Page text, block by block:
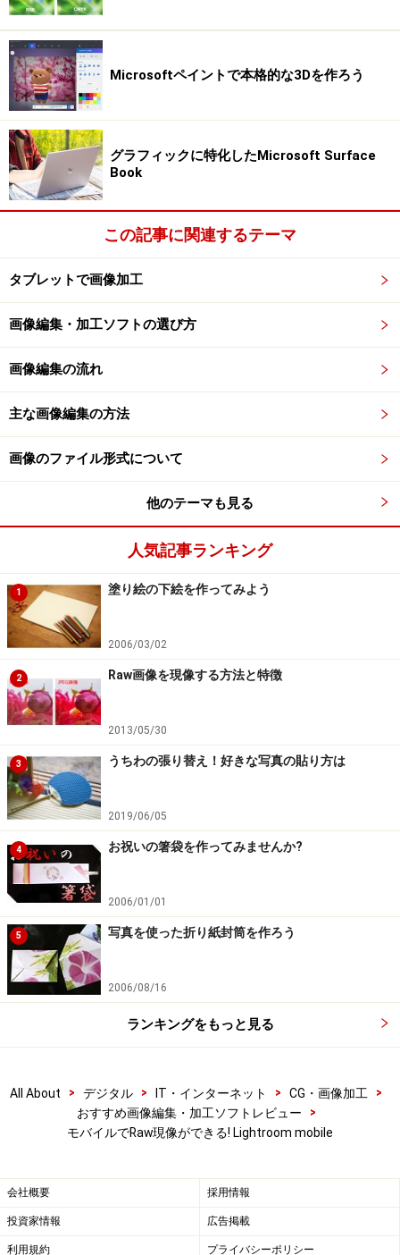
PCとiPadのLightroomを連携させるには?
では早速パソコンのLightroomと、iPadのLightroom
mobileを連携してみましょう。
なお、あらかじめAdobe IDを取得し、パソコンに
Lightroom5.4を、iPadにはLightroom mobileをインストー
ルておく必要があります。そのうえで、パソコンの
Lightroomを起動して、IDプレートの部分をクリックしま
す。
を入力してサインインをすると、同期が開始します。
パソコンのLightroomのインターフェイス左上にあるIDプレ
ート(「Lightroom mobileを始める前に」と表示されている部
分)をクリックします。
同期が終了するとIDプレートに名前が表示されます。
次に、パソコンのLightroomのライブラリモジュール(写
真の整理・閲覧画面)で、あらかじめiPadと同期させたい
写真をまとめてコレクションを作ります。
コレクションというのはアルバムのような役割をするも
ので、複数の写真をテーマやイベントごとにフォルダを
ひとつ作って、そこに関連する写真をまとめておくとい
うものです。
ここでは「mobile01」という15枚の写真が収納されたコ
レクションを作ってあります。ここですべての写真のス
マートプレビューを生成することが必要です。コレクシ
ョンのすべての写真を選択します。
Lightroomの画面に右上にある「ヒストグラム」パネルの
左下のアイコンをクリックすると表示される画面で、
「○枚のスマートプレビューを生成」をクリックしま
す。○には選択している写真の数が表示されます。
ム左下のアイコンをクリックして「○枚のスマートプレビュ
ーを生成」をクリックします。
Microsoftペイントで本格的な3Dを作ろう
グラフィックに特化したMicrosoft Surface
Book
この記事に関連するテーマ
タブレットで画像加工
画像編集・加工ソフトの選び方
画像編集の流れ
主な画像編集の方法
画像のファイル形式について
他のテーマも見る
人気記事ランキング
1 塗り絵の下絵を作ってみよう
2006/03/02
2 Raw画像を現像する方法と特徴
2013/05/30
3 うちわの張り替え！好きな写真の貼り方は
2019/06/05
4 お祝いの箸袋を作ってみませんか?
2006/01/01
5 写真を使った折り紙封筒を作ろう
2006/08/16
ランキングをもっと見る
All About > デジタル > IT・インターネット > CG・画像加工
>
おすすめ画像編集・加工ソフトレビュー
>
モバイルでRaw現像ができる! Lightroom mobile
会社概要 採用情報
投資家情報 広告掲載
利用規約 プライバシーポリシー